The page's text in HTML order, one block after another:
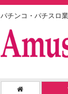
パチンコ・パチスロ